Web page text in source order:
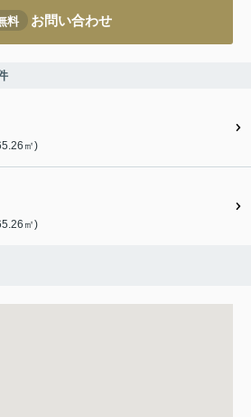
料 お問い合わせ
㎡)
㎡)